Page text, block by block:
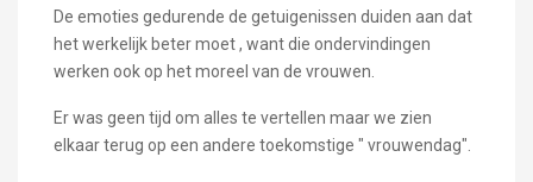
De emoties gedurende de getuigenissen duiden aan dat
het werkelijk beter moet , want die ondervindingen
werken ook op het moreel van de vrouwen.
Er was geen tijd om alles te vertellen maar we zien
elkaar terug op een andere toekomstige " vrouwendag".